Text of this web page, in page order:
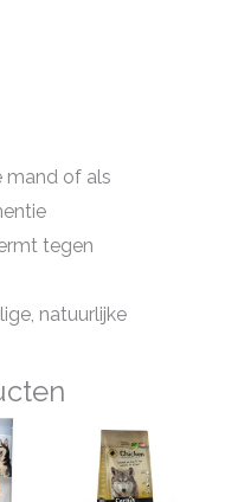
mand of als
tegen
natuurlijke